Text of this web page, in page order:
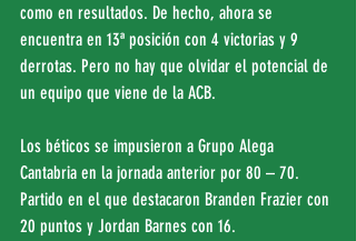
como en resultados. De hecho, ahora se
encuentra en 13ª posición con 4 victorias y 9
derrotas. Pero no hay que olvidar el potencial de
un equipo que viene de la ACB.
Los béticos se impusieron a Grupo Alega
Cantabria en la jornada anterior por 80 – 70.
Partido en el que destacaron Branden Frazier con
20 puntos y Jordan Barnes con 16.